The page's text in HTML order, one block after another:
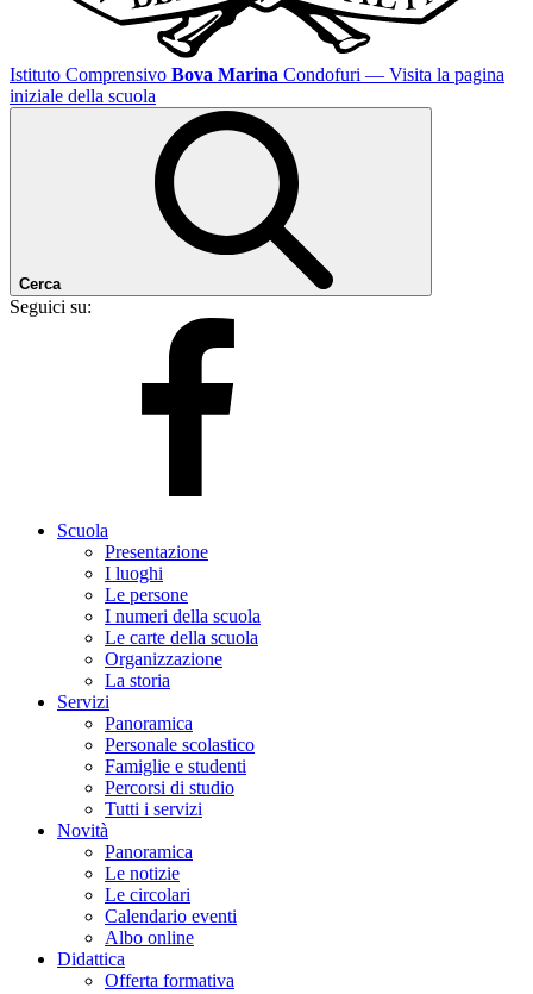
Istituto Comprensivo Bova Marina Condofuri — Visita la pagina
iniziale della scuola
Cerca
Seguici su:
Scuola
Presentazione
I luoghi
Le persone
I numeri della scuola
Le carte della scuola
Organizzazione
La storia
Servizi
Panoramica
Personale scolastico
Famiglie e studenti
Percorsi di studio
Tutti i servizi
Novità
Panoramica
Le notizie
Le circolari
Calendario eventi
Albo online
Didattica
Offerta formativa